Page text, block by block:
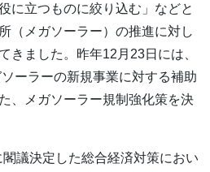
に立つものに絞り込む」などと
（メガソーラー）の推進に対し
きました。昨年12月23日には、
ーラーの新規事業に対する補助
、メガソーラー規制強化策を決
閣議決定した総合経済対策におい